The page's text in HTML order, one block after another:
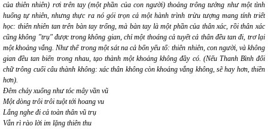
của thiên nhiên) rơi trên tay (một phần của con người) thoảng trông tưởng như một tình
huống tự nhiên, nhưng thực ra nó gói trọn cả một hành trình trừu tượng mang tính triết
học: thiên nhiên tan trên bàn tay trống, mà bàn tay là một phần của thân xác, rồi thân xác
cũng không "trụ" được trongkhông gian, chỉ một thoáng cảtuyếtcả thânđều tan đi, trơ lại
mộtkhoảng vắng. Như thể trong một sát na cả bốn yếu tố: thiên nhiên, con người, và không
gian đều tan biến trong nhau, tạo thành một khoảngkhôngđầy có. (Nếu Thanh Bình đổi
chữtrông cuối câu thành không: xác thân không còn khoảng vắng không, sẽ hay hơn, thiền
hơn).
Đêm chảy xuống như tóc mây vần vũ
Một dòng trôi trôi tuột tới hoang vu
Lắng nghe đi cả toàn thân vũ trụ
Vẫn rì rào lời im lặng thiên thu